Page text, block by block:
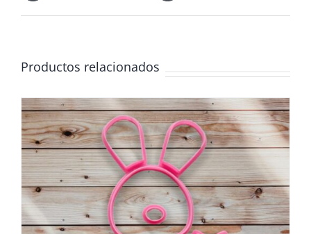
Productos relacionados